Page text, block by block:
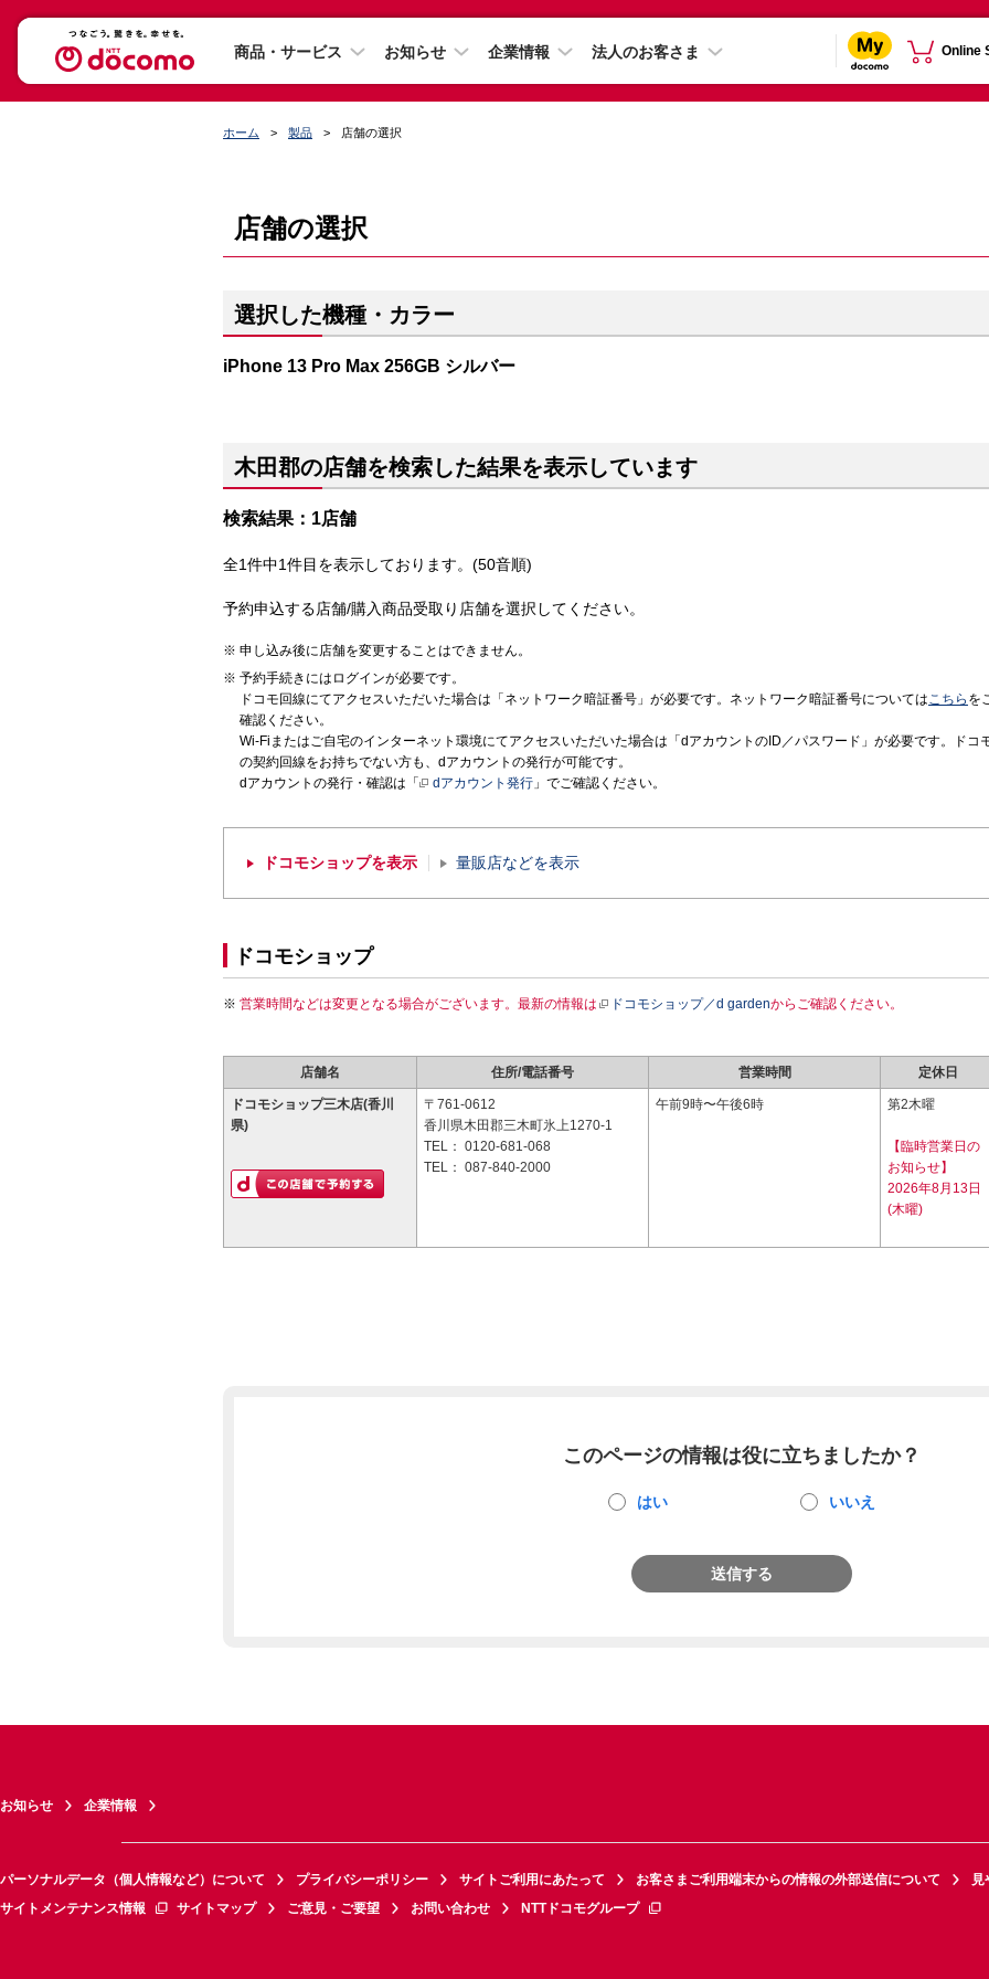
商品・サービス お知らせ 企業情報 法人のお客さま Online
ホーム 製品 店舗の選択
店舗の選択
選択した機種・カラー
iPhone 13 Pro Max 256GB シルバー
木田郡の店舗を検索した結果を表示しています
検索結果：1店舗
全1件中1件目を表示しております。(50音順)
予約申込する店舗/購入商品受取り店舗を選択してください。
申し込み後に店舗を変更することはできません。
予約手続きにはログインが必要です。
ドコモ回線にてアクセスいただいた場合は「ネットワーク暗証番号」が必要です。ネットワーク暗証番号についてはこちら を
確認ください。
Wi-Fiまたはご自宅のインターネット環境にてアクセスいただいた場合は「dアカウントのID／パスワード」が必要です。ドコ
の契約回線をお持ちでない方も、dアカウントの発行が可能です。
dアカウントの発行・確認は「
dアカウント発行 」でご確認ください。
ドコモショップを表示 量販店などを表示
ドコモショップ
営業時間などは変更となる場合がございます。最新の情報は ドコモショップ／d gardenからご確認ください。
店舗名 住所/電話番号 営業時間 定休日
ドコモショップ三木店(香川
県)
〒761-0612
香川県木田郡三木町氷上1270-1
TEL： 0120-681-068
TEL： 087-840-2000
午前9時〜午後6時 第2木曜
【臨時営業日の
お知らせ】
2026年8月13日
(木曜)
このページの情報は役に立ちましたか？
はい いいえ
送信する
お知らせ 企業情報
パーソナルデータ（個人情報など）について プライバシーポリシー サイトご利用にあたって お客さまご利用端末からの情報の外部送信について
見
サイトメンテナンス情報
サイトマップ ご意見・ご要望 お問い合わせ NTTドコモグループ